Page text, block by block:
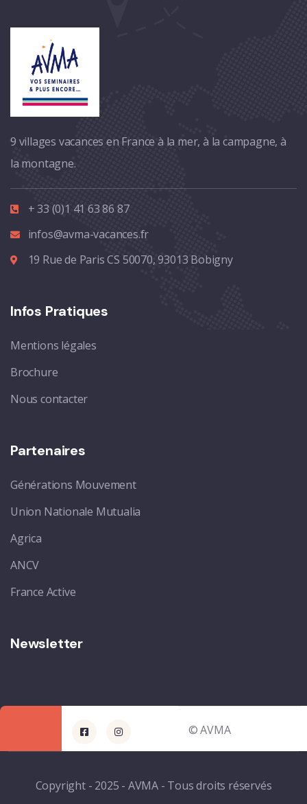
9 villages vacances en France à la mer, à la campagne, à
la montagne.
+ 33 (0)1 41 63 86 87
infos@avma-vacances.fr
19 Rue de Paris CS 50070, 93013 Bobigny
Infos Pratiques
Mentions légales
Brochure
Nous contacter
Partenaires
Générations Mouvement
Union Nationale Mutualia
Agrica
ANCV
France Active
Newsletter
© AVMA
Copyright - 2025 - AVMA - Tous droits réservés